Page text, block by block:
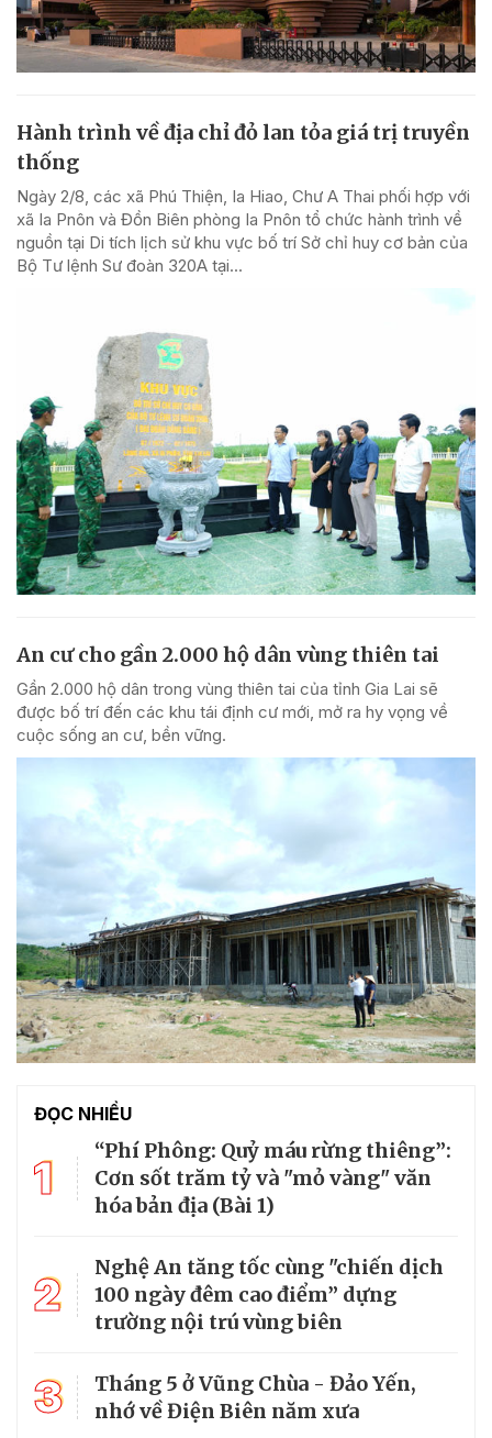
Hành trình về địa chỉ đỏ lan tỏa giá trị truyền
thống
Ngày 2/8, các xã Phú Thiện, Ia Hiao, Chư A Thai phối hợp với
xã Ia Pnôn và Đồn Biên phòng Ia Pnôn tổ chức hành trình về
nguồn tại Di tích lịch sử khu vực bố trí Sở chỉ huy cơ bản của
Bộ Tư lệnh Sư đoàn 320A tại...
An cư cho gần 2.000 hộ dân vùng thiên tai
Gần 2.000 hộ dân trong vùng thiên tai của tỉnh Gia Lai sẽ
được bố trí đến các khu tái định cư mới, mở ra hy vọng về
cuộc sống an cư, bền vững.
ĐỌC NHIỀU
1
“Phí Phông: Quỷ máu rừng thiêng”:
Cơn sốt trăm tỷ và "mỏ vàng" văn
hóa bản địa (Bài 1)
2
Nghệ An tăng tốc cùng "chiến dịch
100 ngày đêm cao điểm” dựng
trường nội trú vùng biên
3
Tháng 5 ở Vũng Chùa - Đảo Yến,
nhớ về Điện Biên năm xưa